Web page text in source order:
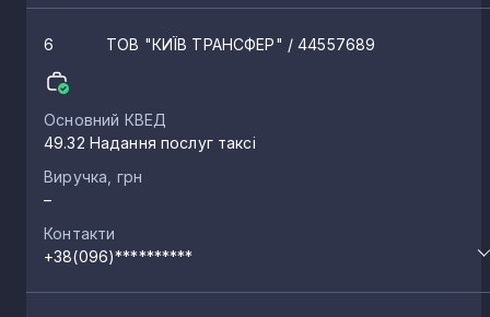
6 ТОВ "КИЇВ ТРАНСФЕР" / 44557689
Основний КВЕД
49.32 Надання послуг таксі
Виручка, грн
–
Контакти
+38(096)**********